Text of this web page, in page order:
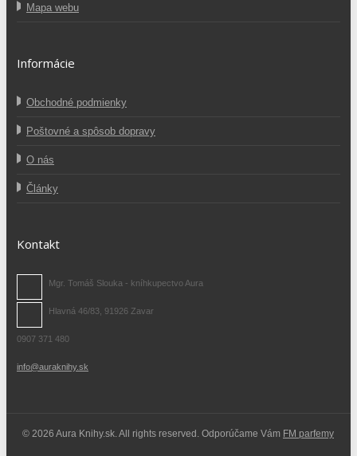
Mapa webu
Informácie
Obchodné podmienky
Poštovné a spôsob dopravy
O nás
Články
Kontakt
Mgr. Tomáš Slouka - kníhkupectvo Aura
Hlavná 46/83, 91926 Zavar
0907 371 480
info@auraknihy.sk
© 2026 Aura Knihy.sk. All rights reserved. Odporúčame Vám FM parfemy